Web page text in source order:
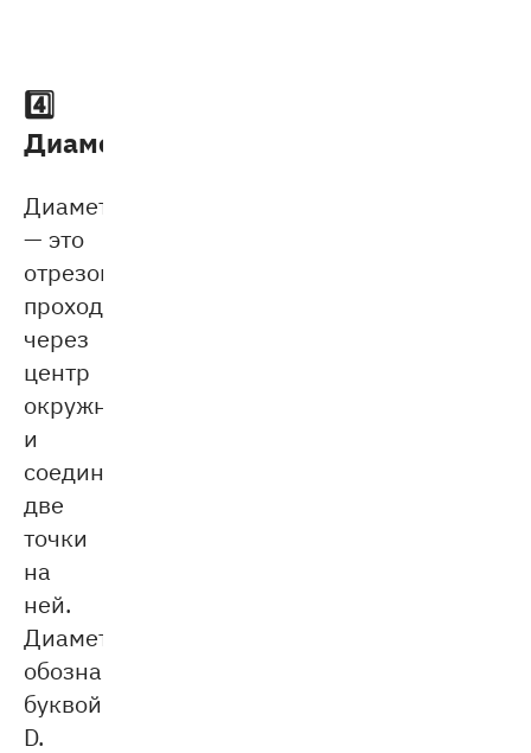
4️⃣
Диаметр
Диаметр
— это
отрезок,
проходящий
через
центр
окружности
и
соединяющий
две
точки
на
ней.
Диаметр
обозначается
буквой
D.